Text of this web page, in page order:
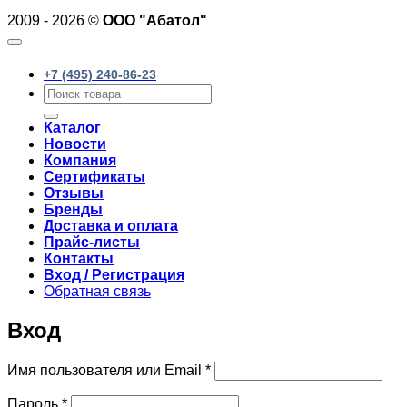
2009 - 2026 © ООО "Абатол"
+7 (495) 240-86-23
Искать:
Каталог
Новости
Компания
Сертификаты
Отзывы
Бренды
Доставка и оплата
Прайс-листы
Контакты
Вход / Регистрация
Обратная связь
Вход
Имя пользователя или Email *Обязательно
Обязательно